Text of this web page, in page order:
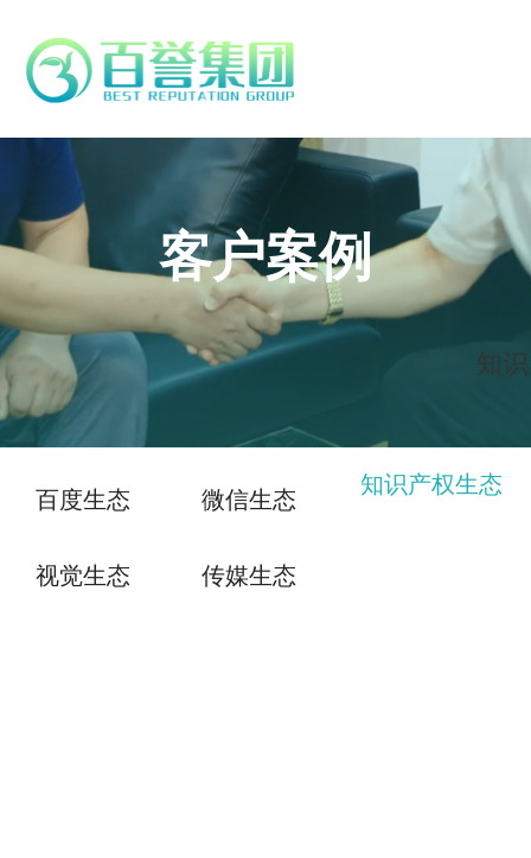
客户案例
百度生态 微信生态
知识产权生态
视觉生态 传媒生态
知